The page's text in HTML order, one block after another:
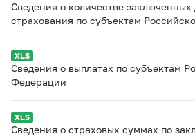
Сведения о количестве заключенных
страхования по субъектам
Сведения о выплатах по субъектам
Федерации
Сведения о страховых суммах по